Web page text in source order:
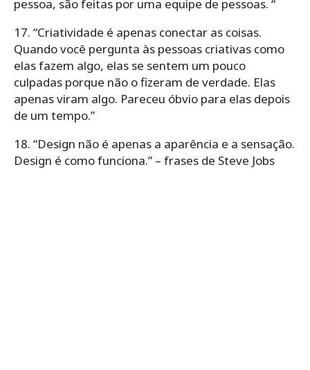
pessoa, são feitas por uma equipe de pessoas. “
17. “Criatividade é apenas conectar as coisas.
Quando você pergunta às pessoas criativas como
elas fazem algo, elas se sentem um pouco
culpadas porque não o fizeram de verdade. Elas
apenas viram algo. Pareceu óbvio para elas depois
de um tempo.”
18. “Design não é apenas a aparência e a sensação.
Design é como funciona.” – frases de Steve Jobs